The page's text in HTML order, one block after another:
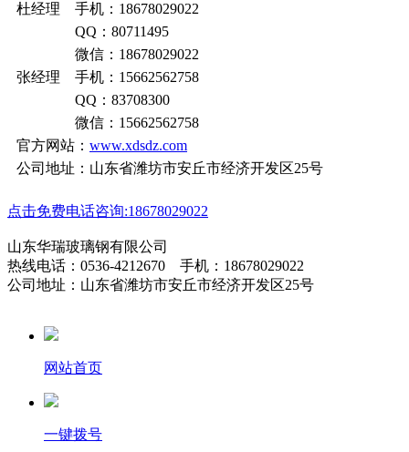
杜经理 手机：18678029022
QQ：80711495
微信：18678029022
张经理 手机：15662562758
QQ：83708300
微信：15662562758
官方网站： www.xdsdz.com
公司地址：山东省潍坊市安丘市经济开发区25号
点击免费电话咨询:18678029022
山东华瑞玻璃钢有限公司
热线电话：0536-4212670 手机：18678029022
公司地址：山东省潍坊市安丘市经济开发区25号
网站首页
一键拨号